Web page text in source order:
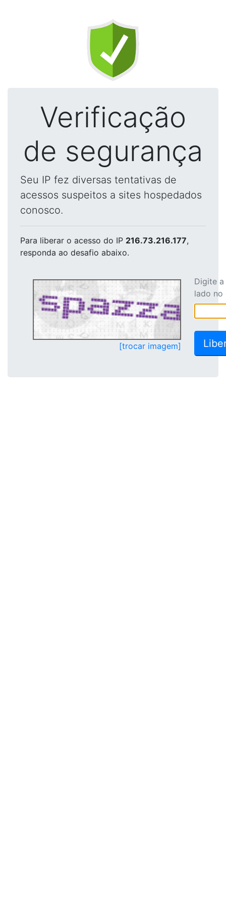
Verificação
de segurança
Seu IP fez diversas tentativas de
acessos suspeitos a sites hospedados
conosco.
Para liberar o acesso do IP 216.73.216.177,
responda ao desafio abaixo.
[trocar imagem]
Digite
lado no